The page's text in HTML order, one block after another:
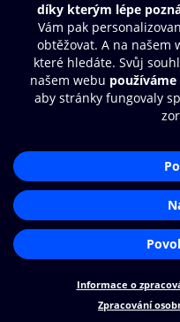
© O2 Czech Republic a.s.
Nákupní řád
Přístupnost
Cookies
Nastavení cookies